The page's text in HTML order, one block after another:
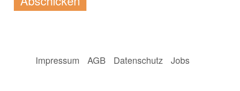
Impressum AGB Datenschutz Jobs